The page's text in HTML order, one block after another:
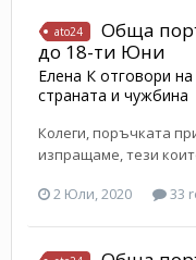
ato24
Обща
до 18-ти Юни
Елена К отговори на
страната и чужбина
Колеги, поръчката
изпращаме, тези
2 Юли, 2020
33